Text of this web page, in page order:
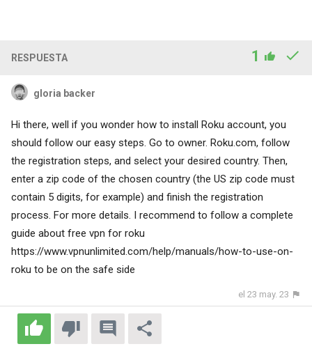
RESPUESTA 1
gloria backer
Hi there, well if you wonder how to install Roku account, you
should follow our easy steps. Go to owner. Roku.com, follow
the registration steps, and select your desired country. Then,
enter a zip code of the chosen country (the US zip code must
contain 5 digits, for example) and finish the registration
process. For more details. I recommend to follow a complete
guide about free vpn for roku
https://www.vpnunlimited.com/help/manuals/how-to-use-on-
roku to be on the safe side
el 23 may. 23